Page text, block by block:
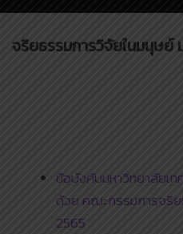
จริยธรรมการวิจัยในมนุษย์
ข้อบังคับมหาวิทยาลัยเ
ด้วย คณะกรรมการจริ
2565